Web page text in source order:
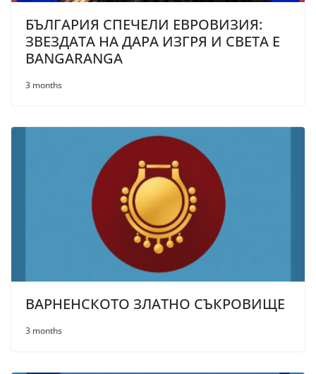
БЪЛГАРИЯ СПЕЧЕЛИ ЕВРОВИЗИЯ:
ЗВЕЗДАТА НА ДАРА ИЗГРЯ И СВЕТА Е
BANGARANGA
3 months
ВАРНЕНСКОТО ЗЛАТНО СЪКРОВИЩЕ
3 months